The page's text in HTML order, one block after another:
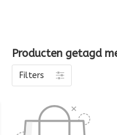
Producten getagd
Filters